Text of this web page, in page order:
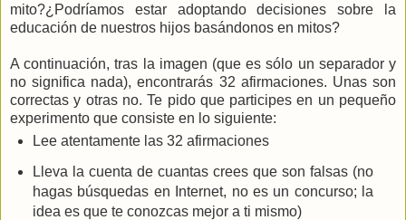
mito?¿Podríamos estar adoptando decisiones sobre la
educación de nuestros hijos basándonos en mitos?
A continuación, tras la imagen (que es sólo un separador y
no significa nada), encontrarás 32 afirmaciones. Unas son
correctas y otras no. Te pido que participes en un pequeño
experimento que consiste en lo siguiente:
Lee atentamente las 32 afirmaciones
Lleva la cuenta de cuantas crees que son falsas (no
hagas búsquedas en Internet, no es un concurso; la
idea es que te conozcas mejor a ti mismo)